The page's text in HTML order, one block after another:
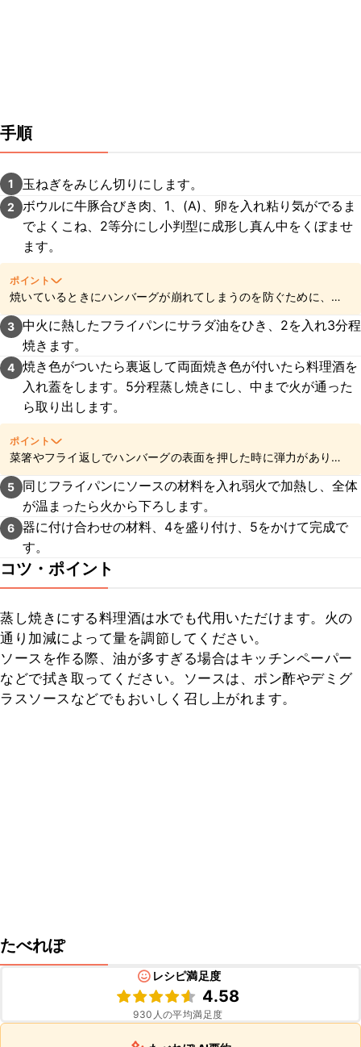
手順
1 玉ねぎをみじん切りにします。
2
ボウルに牛豚合びき肉、1、(A)、卵を入れ粘り気がでるま
でよくこね、2等分にし小判型に成形し真ん中をくぼませ
ます。
ポイント
焼いているときにハンバーグが崩れてしまうのを防ぐために、
しっかりと粘り気が出るまでこねるのがポイントです。
3 中火に熱したフライパンにサラダ油をひき、2を入れ3分程
焼きます。
4 焼き色がついたら裏返して両面焼き色が付いたら料理酒を
入れ蓋をします。5分程蒸し焼きにし、中まで火が通った
ら取り出します。
ポイント
菜箸やフライ返しでハンバーグの表面を押した時に弾力があり、
竹串を刺して透明な肉汁が出てくる状態が焼き上がりの目安で
す。濁った肉汁が出てくる場合は加熱不足の可能性があるため、
加熱時間を延長してください。火力やハンバーグの大きさによっ
ても火の通り具合に差が生じるため、様子を確認しながら加熱時
間をご調節ください。また、底面がしっかりと焼き固まってから
裏返すとハンバーグが崩れてしまうのを防ぐことができます。
5
同じフライパンにソースの材料を入れ弱火で加熱し、全体
が温まったら火から下ろします。
6 器に付け合わせの材料、4を盛り付け、5をかけて完成で
す。
コツ・ポイント
蒸し焼きにする料理酒は水でも代用いただけます。火の
通り加減によって量を調節してください。
ソースを作る際、油が多すぎる場合はキッチンペーパー
などで拭き取ってください。ソースは、ポン酢やデミグ
ラスソースなどでもおいしく召し上がれます。
たべれぽ
レシピ満足度
4.58
930 人の平均満足度